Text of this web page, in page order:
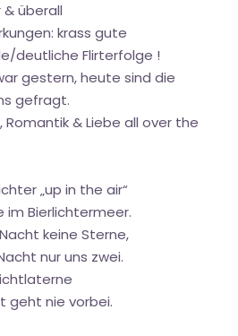
überall
krass gute
deutliche Flirterfolge !
gestern, heute sind die
gefragt.
Romantik & Liebe all over the
„up in the air“
im Bierlichtermeer.
keine Sterne,
nur uns zwei.
geht nie vorbei.